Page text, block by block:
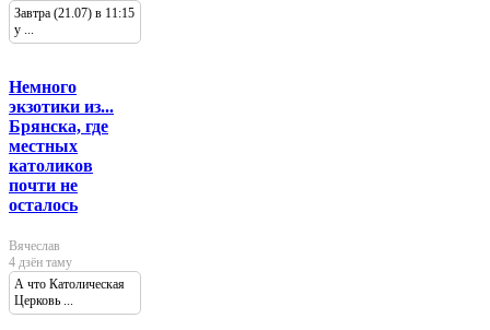
Завтра (21.07) в 11:15
у ...
Немного
экзотики из...
Брянска, где
местных
католиков
почти не
осталось
Вячеслав
4 дзён таму
А что Католическая
Церковь ...